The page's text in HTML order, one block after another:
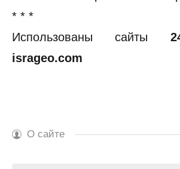
* * *
Использованы сайты
isrageo.com
О сайте